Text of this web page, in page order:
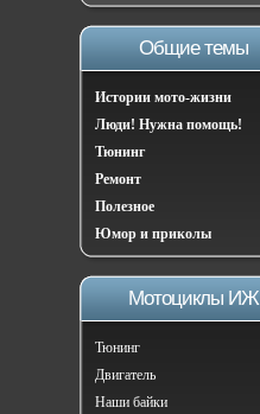
Общие темы
Истории мото-жизни
Люди! Нужна помощь!
Тюнинг
Ремонт
Полезное
Юмор и приколы
Мотоциклы ИЖ
Тюнинг
Двигатель
Наши байки